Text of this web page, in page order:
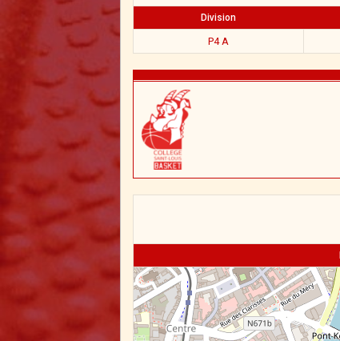
Division
P4 A